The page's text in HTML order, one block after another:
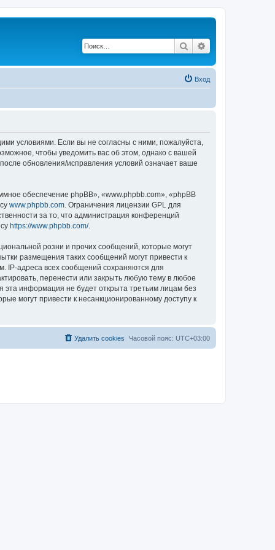
Поиск
Вход
условиями. Если вы не согласны с ними, пожалуйста,
чтобы уведомить вас об этом, однако с вашей
обновления/исправления условий означает ваше
обеспечение phpBB», «www.phpbb.com», «phpBB
www.phpbb.com . Ограничения лицензии GPL для
за то, что администрация конференций
https://www.phpbb.com/.
розни и прочих сообщений, которые могут
размещения таких сообщений могут привести к
IP-адреса всех сообщений сохраняются для
перенести или закрыть любую тему в любое
эта информация не будет открыта третьим лицам без
могут привести к несанкционированному доступу к
Часовой пояс: UTC+03:00
Удалить cookies